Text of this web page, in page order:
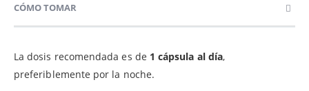
CÓMO TOMAR
La dosis recomendada es de 1 cápsula al día,
preferiblemente por la noche.